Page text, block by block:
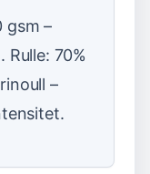
gsm –
70%
–